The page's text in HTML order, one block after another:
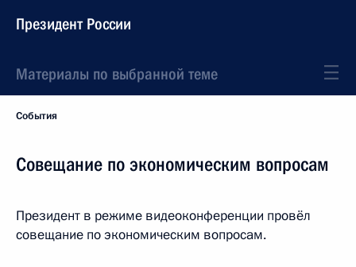
Президент России
Материалы по выбранной теме
События
Совещание по экономическим вопросам
Президент в режиме видеоконференции провёл
совещание по экономическим вопросам.